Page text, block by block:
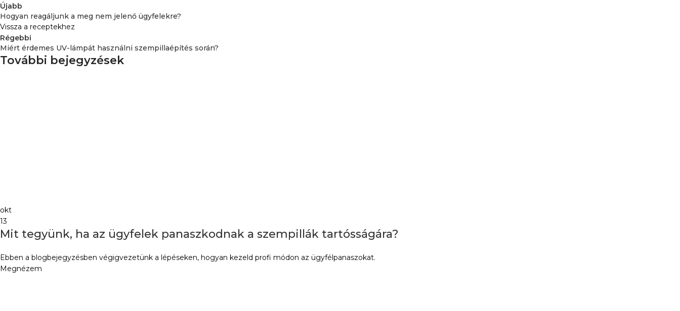
Újabb
Hogyan reagáljunk a meg nem jelenő ügyfelekre?
Vissza a receptekhez
Régebbi
Miért érdemes UV-lámpát használni szempillaépítés során?
További bejegyzések
13
okt
Mit tegyünk, ha az ügyfelek panaszkodnak a szempillák tartósságára?
Ebben a blogbejegyzésben végigvezetünk a lépéseken, hogyan kezeld profi módon az ügyfélpanaszokat.
Megnézem